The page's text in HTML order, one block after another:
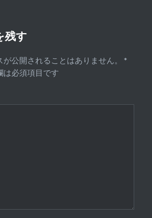
残す
が公開されることはありません。
*
は必須項目です